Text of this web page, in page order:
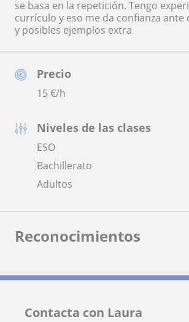
Precio
15€/h
Niveles de las clases
ESO
Bachillerato
Adultos
se basa en la repetición. Tengo
currículo y eso me da confianza ante
y posibles ejemplos extra
Reconocimientos
Contacta con Laura